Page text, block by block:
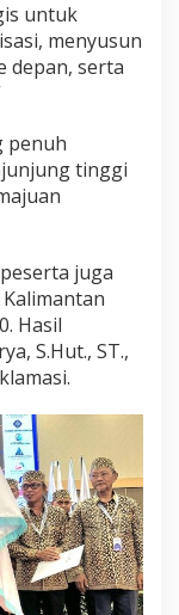
untuk
menyusun
depan, serta
penuh
tinggi
juga
Hasil
S.Hut., ST.,